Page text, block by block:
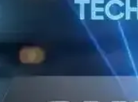
artış sağlıyor. Grafik ve
iPhone 17E ve Yeni
iPhone 17E ve el-göz